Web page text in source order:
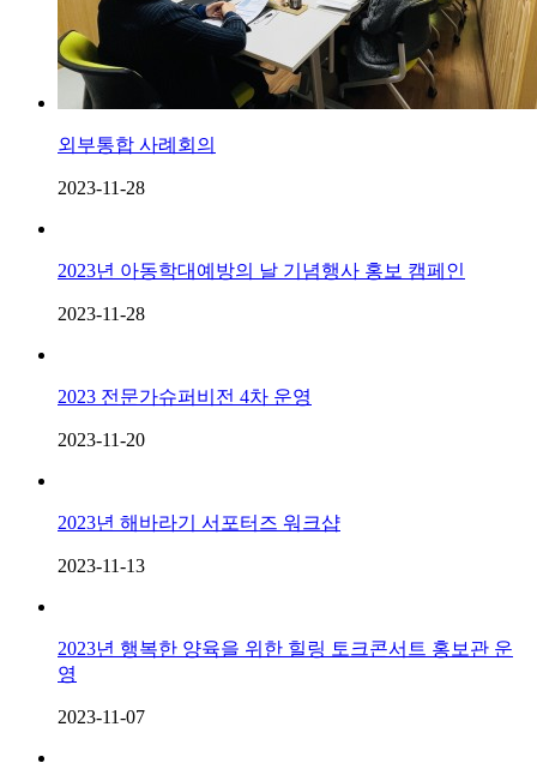
외부통합 사례회의
2023-11-28
2023년 아동학대예방의 날 기념행사 홍보 캠페인
2023-11-28
2023 전문가슈퍼비전 4차 운영
2023-11-20
2023년 해바라기 서포터즈 워크샵
2023-11-13
2023년 행복한 양육을 위한 힐링 토크콘서트 홍보관 운
영
2023-11-07